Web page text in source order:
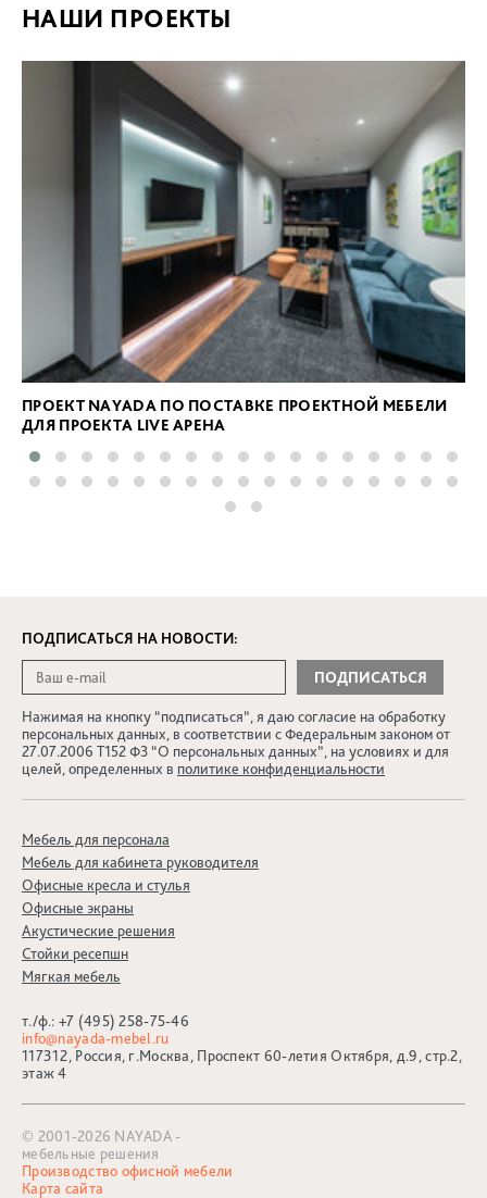
НАШИ ПРОЕКТЫ
ПРОЕКТ NAYADA ПО ПОСТАВКЕ ПРОЕКТНОЙ МЕБЕЛИ
ДЛЯ ПРОЕКТА LIVE АРЕНА
ПОДПИСАТЬСЯ НА НОВОСТИ:
Нажимая на кнопку “подписаться”, я даю согласие на обработку
персональных данных, в соответствии с Федеральным законом от
27.07.2006 Т152 ФЗ “О персональных данных”, на условиях и для
целей, определенных в политике конфиденциальности
Мебель для персонала
Мебель для кабинета руководителя
Офисные кресла и стулья
Офисные экраны
Акустические решения
Стойки ресепшн
Мягкая мебель
т./ф.: +7 (495) 258-75-46
info@nayada-mebel.ru
117312, Россия, г.Москва, Проспект 60-летия Октября, д.9, стр.2,
этаж 4
© 2001-2026 NAYADA -
мебельные решения
Производство офисной мебели
Карта сайта